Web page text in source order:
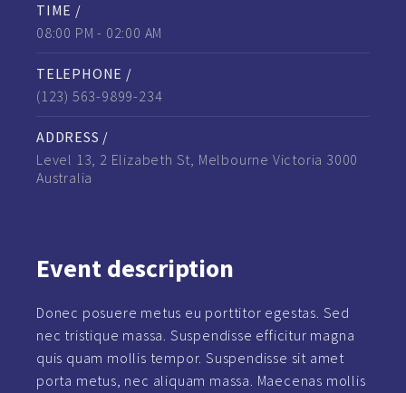
TIME /
08:00 PM - 02:00 AM
TELEPHONE /
(123) 563-9899-234
ADDRESS /
Level 13, 2 Elizabeth St, Melbourne Victoria 3000
Australia
Eventdescription
Donec posuere metus eu porttitor egestas. Sed
nec tristique massa. Suspendisse efficitur magna
quis quam mollis tempor. Suspendisse sit amet
porta metus, nec aliquam massa. Maecenas mollis